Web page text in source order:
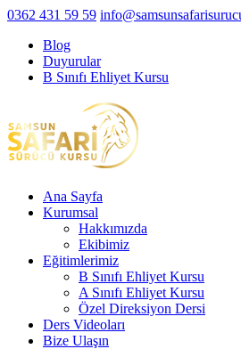
0362 431 59 59
Blog
Duyurular
B Sınıfı Ehliyet Kursu
Ana Sayfa
Kurumsal
Hakkımızda
Ekibimiz
Eğitimlerimiz
B Sınıfı Ehliyet Kursu
A Sınıfı Ehliyet Kursu
Özel Direksiyon Dersi
Ders Videoları
Bize Ulaşın